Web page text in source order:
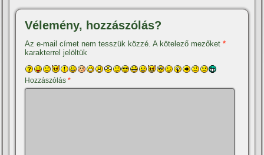
Vélemény, hozzászólás?
Az e-mail címet nem tesszük közzé. A kötelező mezőket*
karakterrel jelöltük
Hozzászólás*